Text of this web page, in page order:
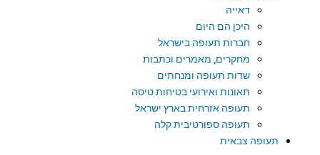
דאייה
היכן הם היום
חברות תעופה בישראל
מחקרים, מאמרים וכתבות
שדות תעופה ומנחתים
תאונות ואירועי בטיחות טיסה
תעופה אזרחית בארץ ישראל
תעופה ספורטיבית קלה
תעופה צבאית